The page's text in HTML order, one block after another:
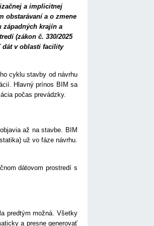
a implicitnej
obstarávaní a o zmene
západných krajín a
(zákon č. 330/2025
dát v oblasti facility
cyklu stavby od návrhu
Hlavný prínos BIM sa
počas prevádzky.
až na stavbe. BIM
už vo fáze návrhu.
dátovom prostredí s
predtým možná. Všetky
a presne generovať